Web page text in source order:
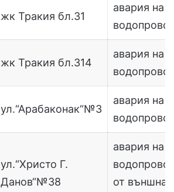
жк Тракия бл.31
авария на
жк Тракия бл.314
авария на
ул.“Арабаконак“№3
авария на
ул.“Христо Г.
Данов“№38
авария на
от външна